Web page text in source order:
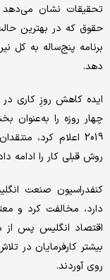
تحقیقات نشان
حقوق که در بهترین
برنامه پنج‌ساله به کل
دهد.
ایده کاهش روزِ کاری
چهار روزه را به‌عنوان
2019 اعلام کرد،
روش قبلی کار را ادامه
کنفدراسیون صنعت
دارد، مخالفت کرد و
اقتصاد انگلیس پس از
بیشتر کارفرمایان در
روی آوردند.